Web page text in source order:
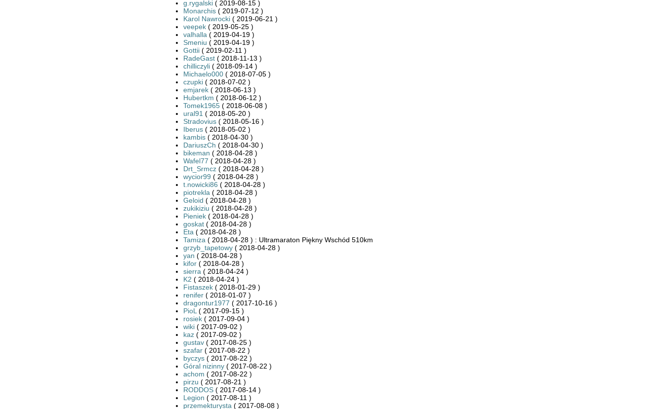
g.rygalski( 2019-08-15 )
Monarchis( 2019-07-12 )
Karol Nawrocki( 2019-06-21 )
veepek( 2019-05-25 )
valhalla ( 2019-04-19 )
Smeniu ( 2019-04-19 )
Gottii( 2019-02-11 )
RadeGast( 2018-11-13 )
chilliczyli( 2018-09-14 )
Michaelo000( 2018-07-05 )
czupki( 2018-07-02 )
emjarek( 2018-06-13 )
Hubertkm ( 2018-06-12 )
Tomek1965( 2018-06-08 )
ural91 ( 2018-05-20 )
Stradovius( 2018-05-16 )
Iberus( 2018-05-02 )
kambis( 2018-04-30 )
DariuszCh ( 2018-04-30 )
bikeman ( 2018-04-28 )
Wafel77 ( 2018-04-28 )
Drt_Srmcz( 2018-04-28 )
wycior99 ( 2018-04-28 )
t.nowicki86 ( 2018-04-28 )
piotrekla ( 2018-04-28 )
Geloid ( 2018-04-28 )
zukikiziu ( 2018-04-28 )
Pieniek( 2018-04-28 )
goskat( 2018-04-28 )
Eta ( 2018-04-28 )
Tamiza ( 2018-04-28 ) : Ultramaraton Piękny Wschód 510km
grzyb_tapetowy( 2018-04-28 )
yan ( 2018-04-28 )
kifor( 2018-04-28 )
sierra ( 2018-04-24 )
K2 ( 2018-04-24 )
Fistaszek( 2018-01-29 )
renifer( 2018-01-07 )
dragontur1977 ( 2017-10-16 )
PioL ( 2017-09-15 )
rosiek( 2017-09-04 )
wiki( 2017-09-02 )
kaz( 2017-09-02 )
gustav( 2017-08-25 )
szafar( 2017-08-22 )
byczys( 2017-08-22 )
Góral nizinny( 2017-08-22 )
achom ( 2017-08-22 )
pirzu ( 2017-08-21 )
RODDOS( 2017-08-14 )
Legion ( 2017-08-11 )
przemekturysta ( 2017-08-08 )